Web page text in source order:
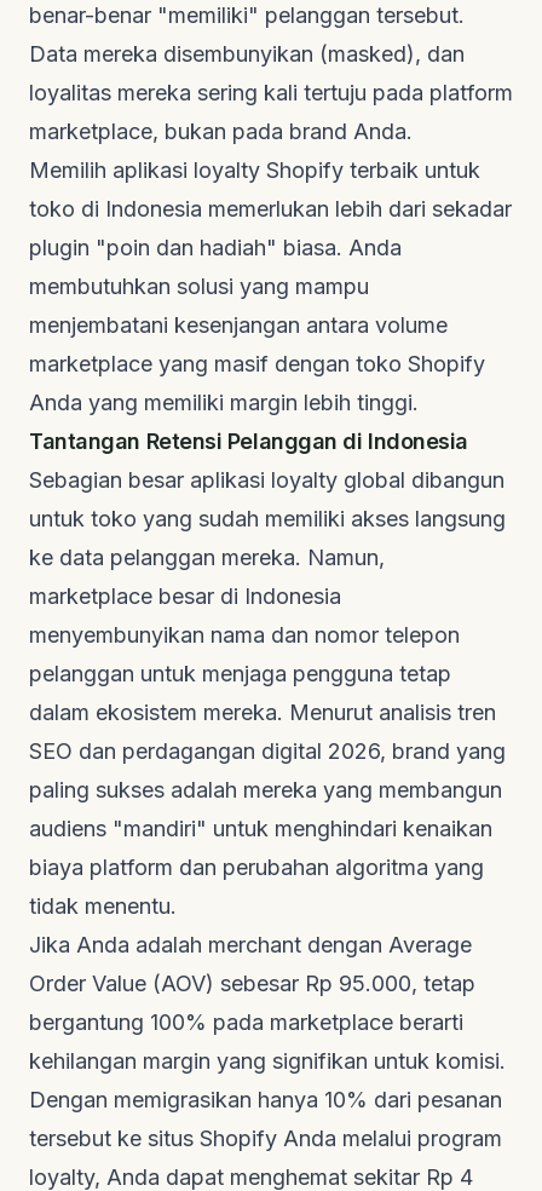
benar-benar "memiliki" pelanggan tersebut.
Data mereka disembunyikan (masked), dan
loyalitas mereka sering kali tertuju pada platform
marketplace, bukan pada brand Anda.
Memilih aplikasi loyalty Shopify terbaik untuk
toko di Indonesia memerlukan lebih dari sekadar
plugin "poin dan hadiah" biasa. Anda
membutuhkan solusi yang mampu
menjembatani kesenjangan antara volume
marketplace yang masif dengan toko Shopify
Anda yang memiliki margin lebih tinggi.
Tantangan Retensi Pelanggan di Indonesia
Sebagian besar aplikasi loyalty global dibangun
untuk toko yang sudah memiliki akses langsung
ke data pelanggan mereka. Namun,
marketplace besar di Indonesia
menyembunyikan nama dan nomor telepon
pelanggan untuk menjaga pengguna tetap
dalam ekosistem mereka. Menurut analisis tren
SEO dan perdagangan digital 2026, brand yang
paling sukses adalah mereka yang membangun
audiens "mandiri" untuk menghindari kenaikan
biaya platform dan perubahan algoritma yang
tidak menentu.
Jika Anda adalah merchant dengan Average
Order Value (AOV) sebesar Rp 95.000, tetap
bergantung 100% pada marketplace berarti
kehilangan margin yang signifikan untuk komisi.
Dengan memigrasikan hanya 10% dari pesanan
tersebut ke situs Shopify Anda melalui program
loyalty, Anda dapat menghemat sekitar Rp 4